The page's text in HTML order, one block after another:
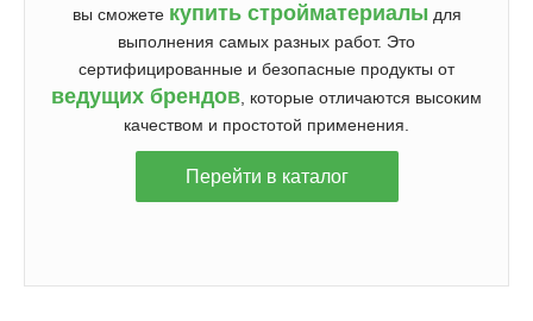
вы сможете купить стройматериалы для
выполнения самых разных работ. Это
сертифицированные и безопасные продукты от
ведущих брендов, которые отличаются высоким
качеством и простотой применения.
Перейти в каталог